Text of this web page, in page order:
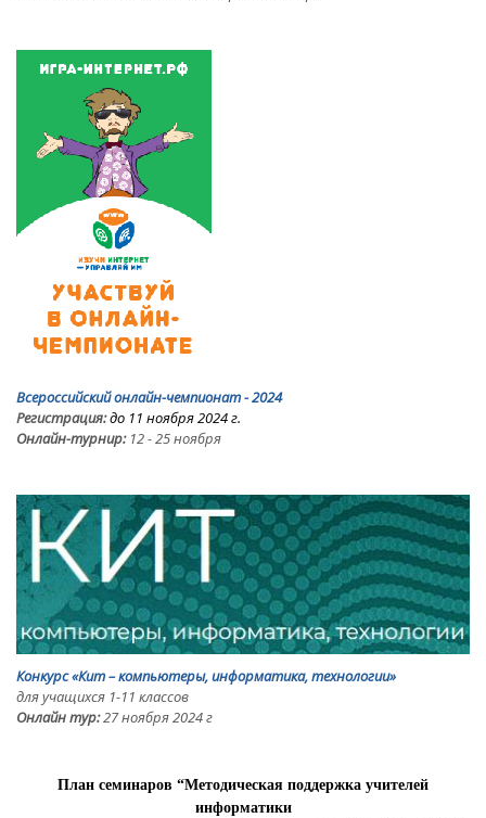
Всероссийский онлайн-чемпионат - 2024
Регистрация:до 11 ноября 2024 г.
Онлайн-турнир:12 - 25 ноября
Конкурс «Кит – компьютеры, информатика, технологии»
для учащихся 1-11 классов
Онлайн тур:27 ноября 2024 г
План семинаров “Методическая поддержка учителей
информатики